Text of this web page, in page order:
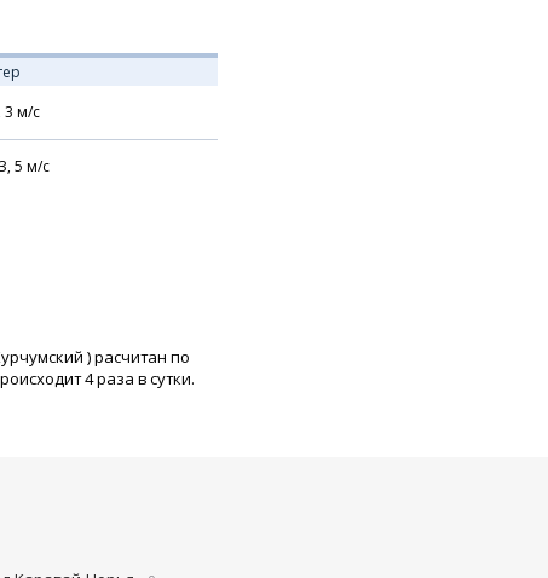
3 м/с
5 м/с
) расчитан по
4 раза в сутки.